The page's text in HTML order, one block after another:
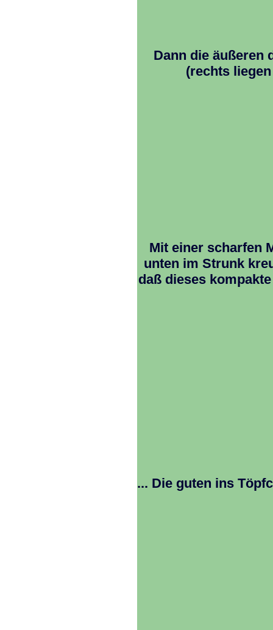
Dann die äußeren
(rechts
Mit einer scharfen
unten im Strunk
daß dieses
... Die guten ins